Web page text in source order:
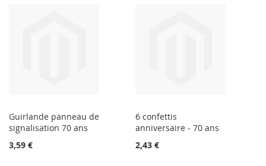
Guirlande panneau de
signalisation 70 ans
3,59 €
6 confettis
anniversaire - 70 ans
2,43 €